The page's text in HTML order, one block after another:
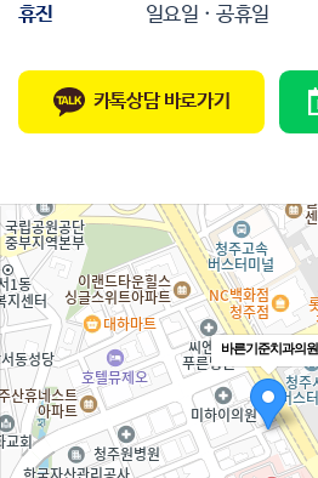
휴진
일요일 · 공휴일
카톡상담 바로가기
바른기준치과의원